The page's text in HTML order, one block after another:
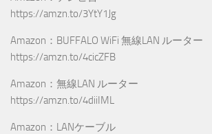
https://amzn.to/3YtY1Jg
Amazon：BUFFALO WiFi 無線LAN ルーター
https://amzn.to/4cicZFB
Amazon：無線LAN ルーター
https://amzn.to/4diiIML
Amazon：LANケーブル